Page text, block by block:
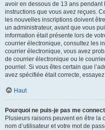
avoir en dessous de 13 ans pendant
instructions que vous avez reçues.
les nouvelles inscriptions doivent
un administrateur, avant que vous
information était présente lors de
courrier électronique, consultez les
courrier électronique, vous avez
de courrier électronique ou le
pourriel. Si vous êtes certain que
avez spécifiée était correcte,
Haut
Pourquoi ne puis-je pas me
Plusieurs raisons peuvent en être la
nom d’utilisateur et votre mot de